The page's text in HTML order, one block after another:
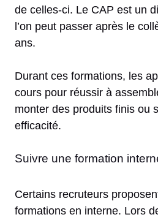
de celles-ci. Le CAP est un
l’on peut passer après le
ans.
Durant ces formations, les
cours pour réussir à
monter des produits finis ou
efficacité.
Suivre une formation
Certains recruteurs
formations en interne. Lors